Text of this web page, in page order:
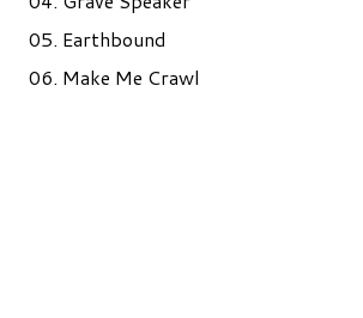
05. Earthbound
06. Make Me Crawl